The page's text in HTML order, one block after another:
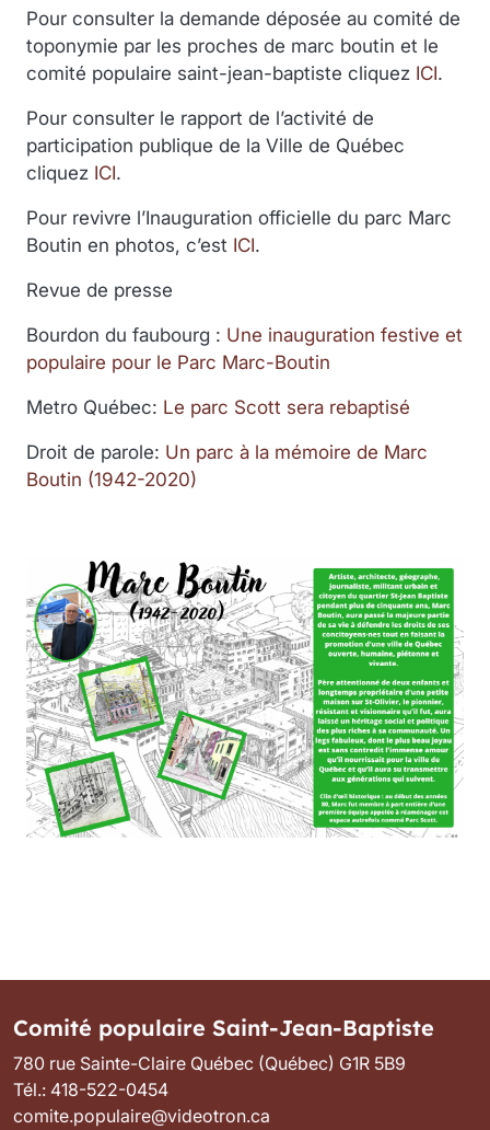
Pour consulter la demande déposée au comité de
toponymie par les proches de marc boutin et le
comité populaire saint-jean-baptiste cliquez ICI.
Pour consulter le rapport de l’activité de
participation publique de la Ville de Québec
cliquez ICI.
Pour revivre l’Inauguration officielle du parc Marc
Boutin en photos, c’est ICI.
Revue de presse
Bourdon du faubourg : Une inauguration festive et
populaire pour le Parc Marc-Boutin
Metro Québec: Le parc Scott sera rebaptisé
Droit de parole: Un parc à la mémoire de Marc
Boutin (1942-2020)
Comité populaire Saint-Jean-Baptiste
780 rue Sainte-Claire Québec (Québec) G1R 5B9
Tél.: 418-522-0454
comite.populaire@videotron.ca